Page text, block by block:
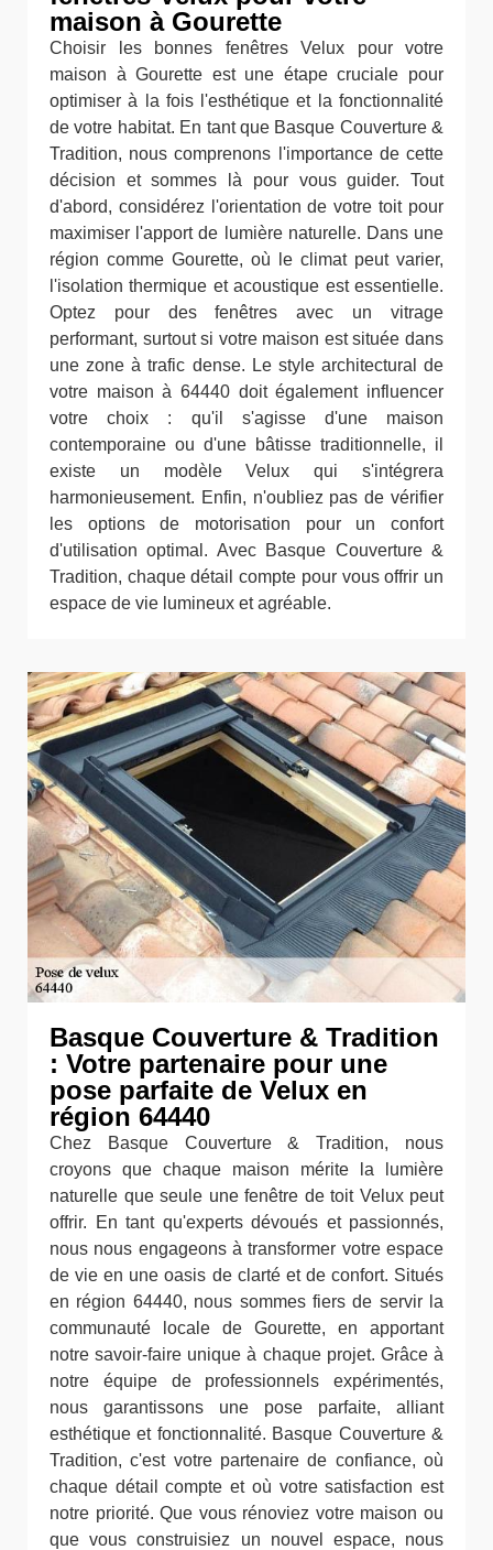
maison à Gourette
Choisir les bonnes fenêtres Velux pour votre
maison à Gourette est une étape cruciale pour
optimiser à la fois l'esthétique et la fonctionnalité
de votre habitat. En tant que Basque Couverture &
Tradition, nous comprenons l'importance de cette
décision et sommes là pour vous guider. Tout
d'abord, considérez l'orientation de votre toit pour
maximiser l'apport de lumière naturelle. Dans une
région comme Gourette, où le climat peut varier,
l'isolation thermique et acoustique est essentielle.
Optez pour des fenêtres avec un vitrage
performant, surtout si votre maison est située dans
une zone à trafic dense. Le style architectural de
votre maison à 64440 doit également influencer
votre choix : qu'il s'agisse d'une maison
contemporaine ou d'une bâtisse traditionnelle, il
existe un modèle Velux qui s'intégrera
harmonieusement. Enfin, n'oubliez pas de vérifier
les options de motorisation pour un confort
d'utilisation optimal. Avec Basque Couverture &
Tradition, chaque détail compte pour vous offrir un
espace de vie lumineux et agréable.
Basque Couverture & Tradition
: Votre partenaire pour une
pose parfaite de Velux en
région 64440
Chez Basque Couverture & Tradition, nous
croyons que chaque maison mérite la lumière
naturelle que seule une fenêtre de toit Velux peut
offrir. En tant qu'experts dévoués et passionnés,
nous nous engageons à transformer votre espace
de vie en une oasis de clarté et de confort. Situés
en région 64440, nous sommes fiers de servir la
communauté locale de Gourette, en apportant
notre savoir-faire unique à chaque projet. Grâce à
notre équipe de professionnels expérimentés,
nous garantissons une pose parfaite, alliant
esthétique et fonctionnalité. Basque Couverture &
Tradition, c'est votre partenaire de confiance, où
chaque détail compte et où votre satisfaction est
notre priorité. Que vous rénoviez votre maison ou
que vous construisiez un nouvel espace, nous